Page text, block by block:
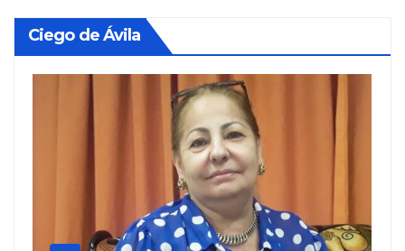
entradas
Ciego de Ávila